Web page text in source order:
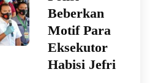
Beberkan
Motif Para
Eksekutor
Habisi Jefri